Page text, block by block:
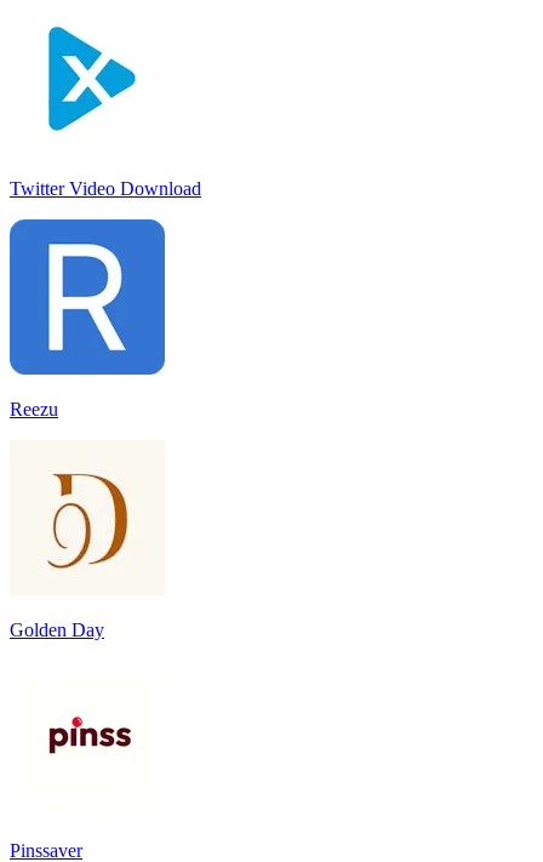
Twitter Video Download
Reezu
Golden Day
Pinssaver